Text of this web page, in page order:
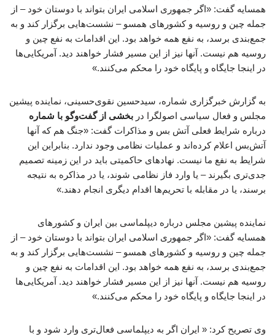
همسایه گفت: «اگر جمهوری اسلامی ایران بتواند با دوستان خود – از
جمله چین و روسیه و کشورهای همسو – نشست‌هایی برگزار کند و به
جمع‌بندی برسد، به نفع همه خواهد بود. این اقدامات به نفع چین و
روسیه هم نیست. آنها نیز از این مسیر فشار خواهند دید. آمریکایی‌ها
در اینجا جایگاه و پایگاه خود را محکم می‌کنند.»
به گزارش خبرگزاری شماره، سیدحسین نقوی‌حسینی، نماینده پیشین
مجلس و فعال سیاسی اصولگرا در بخشی از گفت‌وگو با شماره
درباره شرایط فعلی آتش بس و مذاکرات گفت: «جنگ هم که آنها
آتش‌بس اعلام کرده‌اند و عملیات نظامی وجود ندارد. بنابراین این
شرایط به نفع ما نیست. نهادهای حاکمیتی باید در این زمینه تصمیم
جدی‌تری بگیرند – یا وارد فاز نظامی شوند، یا در مذاکره به نتیجه
برسند، یا در مقابله با تحریم‌ها اقدام دیگری انجام دهند.»
نماینده پیشین مجلس درباره دیپلماسی بین ایران و کشورهای
همسایه گفت: «اگر جمهوری اسلامی ایران بتواند با دوستان خود – از
جمله چین و روسیه و کشورهای همسو – نشست‌هایی برگزار کند و به
جمع‌بندی برسد، به نفع همه خواهد بود. این اقدامات به نفع چین و
روسیه هم نیست. آنها نیز از این مسیر فشار خواهند دید. آمریکایی‌ها
در اینجا جایگاه و پایگاه خود را محکم می‌کنند.»
وی تصریح کرد: « ایران اگر به دیپلماسی فعال‌تری وارد شود و با